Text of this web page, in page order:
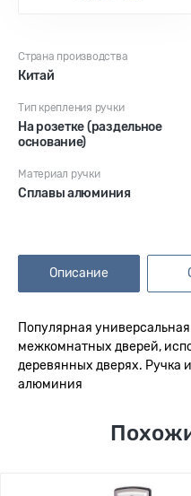
Страна производства
Китай
Тип крепления ручки
На розетке (раздельное
основание)
Материал ручки
Сплавы алюминия
Описание
Популярная
межкомнатных дверей,
деревянных дверях. Ручка
алюминия